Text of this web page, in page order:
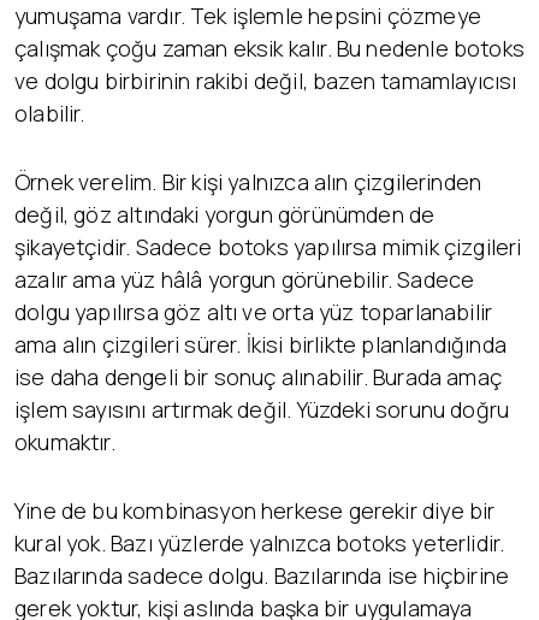
yumuşama vardır. Tek işlemle hepsini çözmeye
çalışmak çoğu zaman eksik kalır. Bu nedenle botoks
ve dolgu birbirinin rakibi değil, bazen tamamlayıcısı
olabilir.
Örnek verelim. Bir kişi yalnızca alın çizgilerinden
değil, göz altındaki yorgun görünümden de
şikayetçidir. Sadece botoks yapılırsa mimik çizgileri
azalır ama yüz hâlâ yorgun görünebilir. Sadece
dolgu yapılırsa göz altı ve orta yüz toparlanabilir
ama alın çizgileri sürer. İkisi birlikte planlandığında
ise daha dengeli bir sonuç alınabilir. Burada amaç
işlem sayısını artırmak değil. Yüzdeki sorunu doğru
okumaktır.
Yine de bu kombinasyon herkese gerekir diye bir
kural yok. Bazı yüzlerde yalnızca botoks yeterlidir.
Bazılarında sadece dolgu. Bazılarında ise hiçbirine
gerek yoktur, kişi aslında başka bir uygulamaya